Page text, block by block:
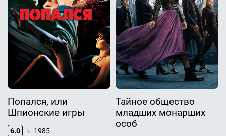
Попался, или
Шпионские игры
6.0 1985
Тайное общество
младших монарших
особ